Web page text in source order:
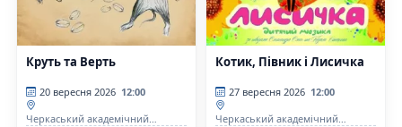
Круть та Верть
20 вересня 2026 12:00
Черкаський академічний
Котик, Півник і Лисичка
27 вересня 2026 12:00
Черкаський академічний